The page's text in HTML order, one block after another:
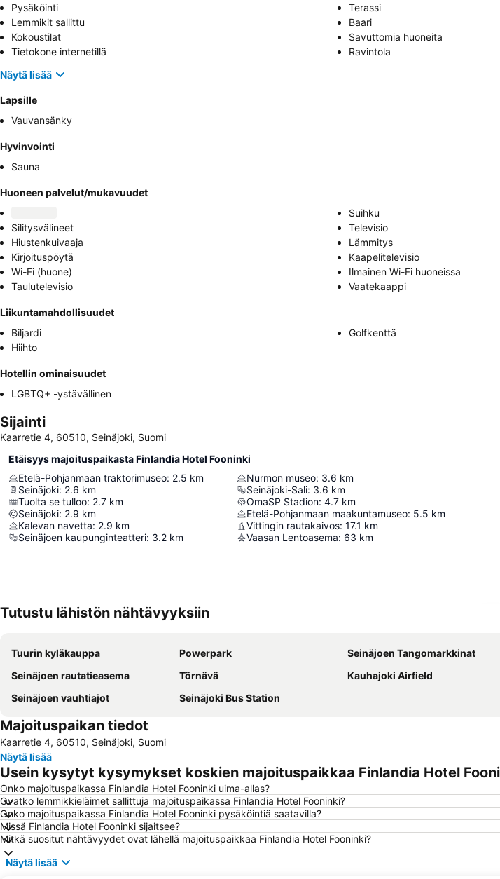
Pysäköinti
Terassi
Lemmikit sallittu
Baari
Kokoustilat
Savuttomia huoneita
Tietokone internetillä
Ravintola
Näytä lisää
Lapsille
Vauvansänky
Hyvinvointi
Sauna
Huoneen palvelut/mukavuudet
Suihku
Silitysvälineet
Televisio
Hiustenkuivaaja
Lämmitys
Kirjoituspöytä
Kaapelitelevisio
Wi-Fi (huone)
Ilmainen Wi-Fi huoneissa
Taulutelevisio
Vaatekaappi
Liikuntamahdollisuudet
Biljardi
Golfkenttä
Hiihto
Hotellin ominaisuudet
LGBTQ+ -ystävällinen
Sijainti
Kaarretie 4, 60510, Seinäjoki, Suomi
Etäisyys majoituspaikasta Finlandia Hotel Fooninki
Etelä-Pohjanmaan traktorimuseo: 2.5 km
Seinäjoki: 2.6 km
Tuolta se tulloo: 2.7 km
Seinäjoki: 2.9 km
Kalevan navetta: 2.9 km
Seinäjoen kaupunginteatteri: 3.2 km
Nurmon museo: 3.6 km
Seinäjoki-Sali: 3.6 km
OmaSP Stadion: 4.7 km
Etelä-Pohjanmaan maakuntamuseo: 5.5 km
Vittingin rautakaivos: 17.1 km
Vaasan Lentoasema: 63 km
Tutustu lähistön nähtävyyksiin
Tuurin kyläkauppa Powerpark Seinäjoen Tangomarkkinat
Seinäjoen rautatieasema
Törnävä Kauhajoki Airfield
Seinäjoen vauhtiajot
Seinäjoki Bus Station
Majoituspaikan tiedot
Kaarretie 4, 60510, Seinäjoki, Suomi
Näytä lisää
Usein kysytyt kysymykset koskien majoituspaikkaa Finlandia Hotel
Onko majoituspaikassa Finlandia Hotel Fooninki uima-allas?
Ovatko lemmikkieläimet sallittuja majoituspaikassa Finlandia Hotel Fooninki?
Onko majoituspaikassa Finlandia Hotel Fooninki pysäköintiä saatavilla?
Missä Finlandia Hotel Fooninki sijaitsee?
Mitkä suositut nähtävyydet ovat lähellä majoituspaikkaa Finlandia Hotel Fooninki?
Näytä lisää